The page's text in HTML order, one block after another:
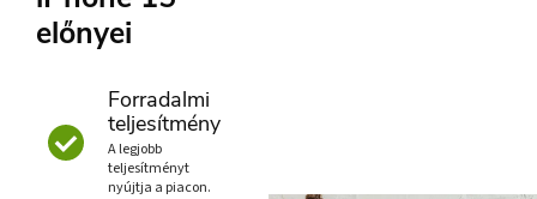
előnyei
Forradalmi
teljesítmény
A legjobb
teljesítményt
nyújtja a piacon.